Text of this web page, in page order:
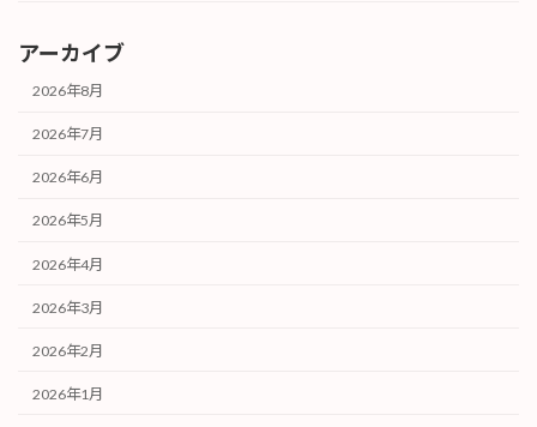
アーカイブ
2026年8月
2026年7月
2026年6月
2026年5月
2026年4月
2026年3月
2026年2月
2026年1月